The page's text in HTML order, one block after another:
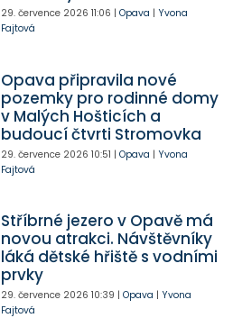
29. července 2026 11:06 | Opava | Yvona
Fajtová
Opava připravila nové
pozemky pro rodinné domy
v Malých Hošticích a
budoucí čtvrti Stromovka
29. července 2026 10:51 | Opava | Yvona
Fajtová
Stříbrné jezero v Opavě má
novou atrakci. Návštěvníky
láká dětské hřiště s vodními
prvky
29. července 2026 10:39 | Opava | Yvona
Fajtová